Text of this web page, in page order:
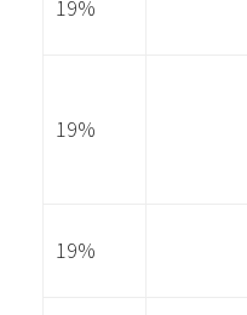
19%
19%
19%